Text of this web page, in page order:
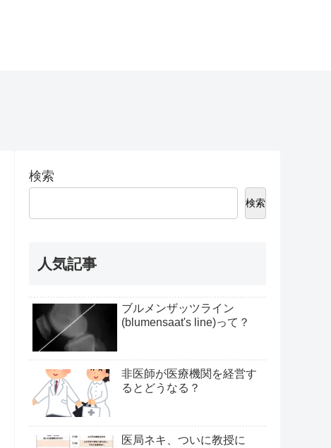
検索
検索
人気記事
ブルメンザッツライン
(blumensaat's line)って？
非医師が医療機関を経営す
るとどうなる？
医局ネキ、ついに教授に